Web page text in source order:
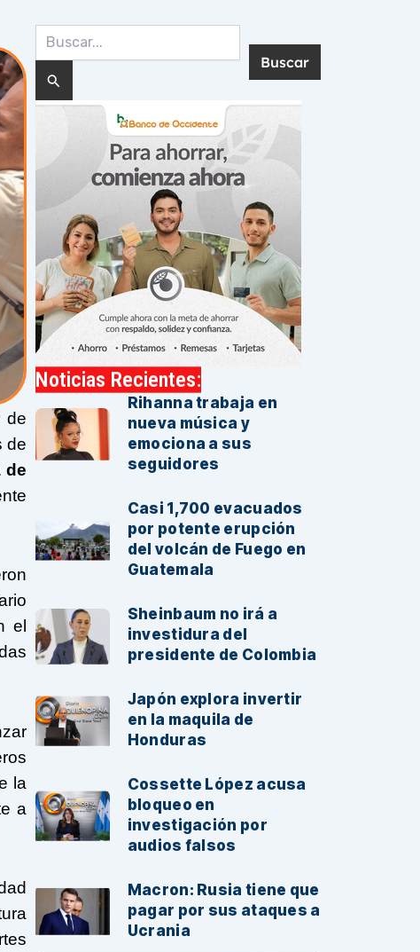
de
de
de
el
la
a
por:
Noticias Recientes:
Rihanna trabaja en
nueva música y
emociona a sus
seguidores
Casi 1,700 evacuados
por potente erupción
del volcán de Fuego en
Guatemala
Sheinbaum no irá a
investidura del
presidente de Colombia
Japón explora invertir
en la maquila de
Honduras
Cossette López acusa
bloqueo en
investigación por
audios falsos
Macron: Rusia tiene que
pagar por sus ataques a
Ucrania